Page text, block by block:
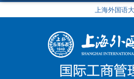
上海外国语